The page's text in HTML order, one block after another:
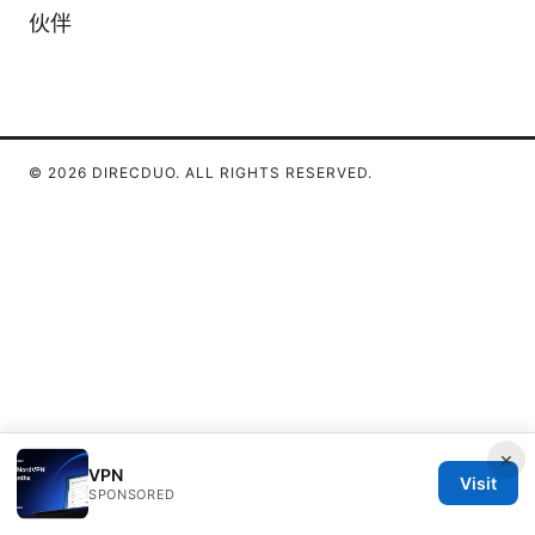
伙伴
×
VPN
SPONSORED
Visit
© 2026 DIRECDUO. ALL RIGHTS RESERVED.